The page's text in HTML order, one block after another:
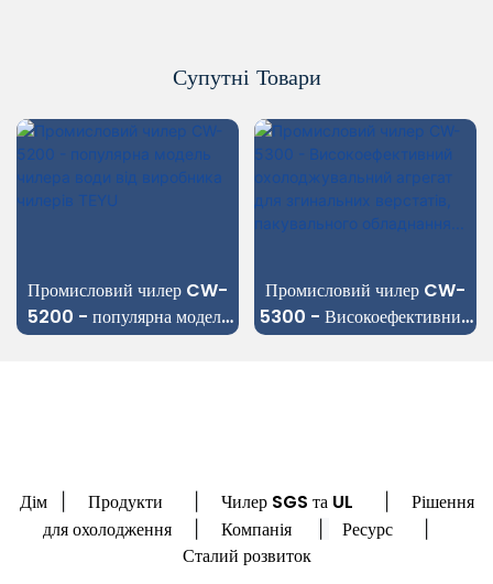
Супутні Товари
Промисловий чилер CW-
5200 - популярна модель
чилера води від виробника
Промисловий чилер CW-
5300 - Високоефективний
охолоджувальний агрегат
Дім Продукти Чилер SGS та UL
Рішення
для охолодження
Компанія Ресурс
Сталий розвиток